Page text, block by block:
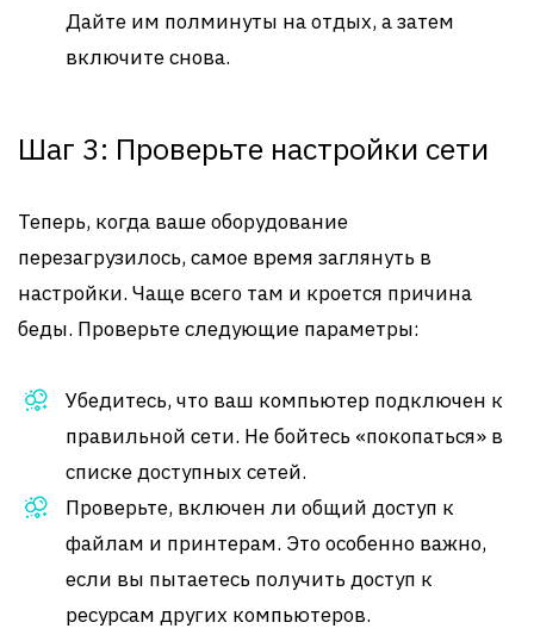
Дайте им полминуты на отдых, а затем
включите снова.
Шаг 3: Проверьте настройки сети
Теперь, когда ваше оборудование
перезагрузилось, самое время заглянуть в
настройки. Чаще всего там и кроется причина
беды. Проверьте следующие параметры:
Убедитесь, что ваш компьютер подключен к
правильной сети. Не бойтесь «покопаться» в
списке доступных сетей.
Проверьте, включен ли общий доступ к
файлам и принтерам. Это особенно важно,
если вы пытаетесь получить доступ к
ресурсам других компьютеров.